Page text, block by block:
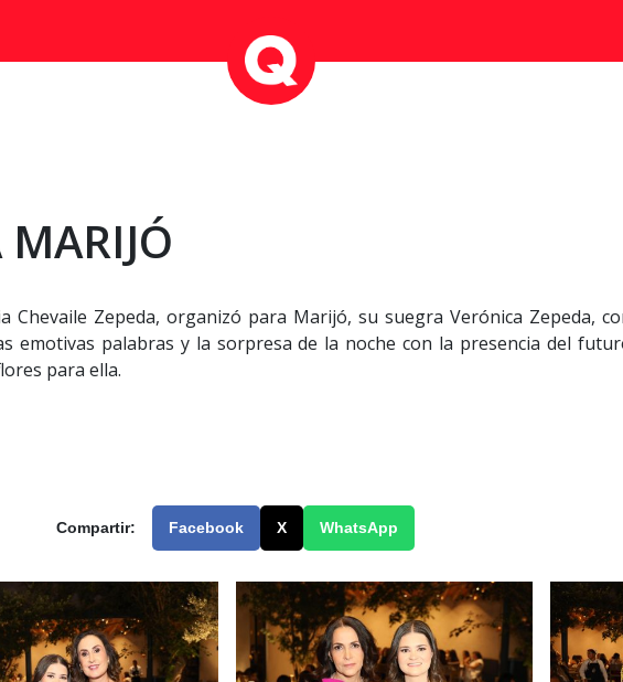
Chevaile Zepeda, organizó para Marijó, su suegra Verónica Zepeda,
emotivas palabras y la sorpresa de la noche con la presencia del
para ella.
Compartir: Facebook X WhatsApp